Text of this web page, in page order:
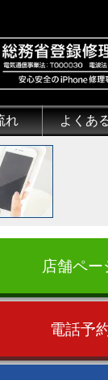
れ よくあ
iPhone修理）
郵送修理）
出張修理）
G-PACK）
店舗ペ
電話予